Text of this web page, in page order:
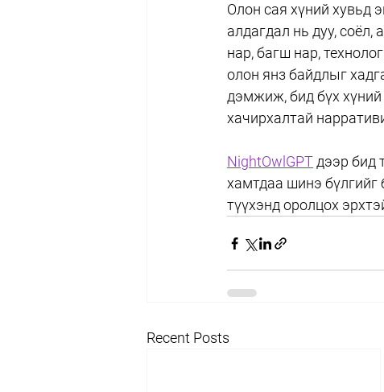
Олон сая хүний хувьд
алдагдал нь дуу,
нар, багш нар,
олон янз байдлыг
дэмжиж, бид бүх хүний
хачирхалтай
NightOwlGPT дээр бид
хамтдаа шинэ бүлгийг
түүхэнд оролцох
Recent Posts